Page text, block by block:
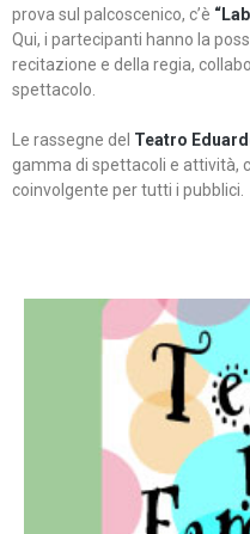
prova sul palcoscenico, c’è
Qui, i partecipanti hanno la
recitazione e della regia,
spettacolo.
Le rassegne del Teatro
gamma di spettacoli e attività,
coinvolgente per tutti i pubblici.
Teatro In Famiglia è
per far condividere e